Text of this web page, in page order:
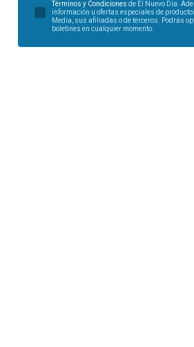
Términos y Condiciones de El Nuevo Día.
información u ofertas especiales de
Media, sus afiliadas o de terceros. Podrás
boletines en cualquier momento.